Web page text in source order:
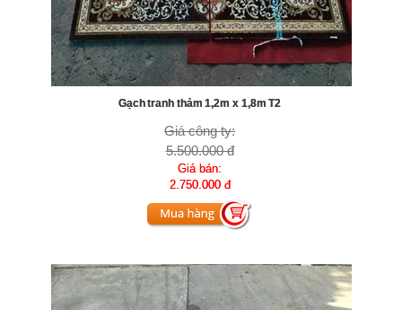
Gạch tranh thảm 1,2m x 1,8m T2
Giá công ty:
5.500.000 đ
Giá bán:
2.750.000 đ